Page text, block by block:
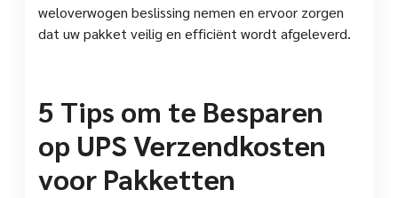
weloverwogen beslissing nemen en ervoor zorgen
dat uw pakket veilig en efficiënt wordt afgeleverd.
5 Tips om te Besparen
op UPS Verzendkosten
voor Pakketten